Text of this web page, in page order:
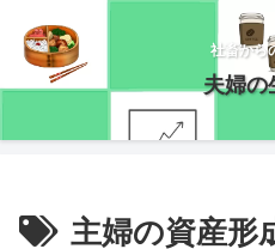
社畜から
夫婦の
主婦の資産形